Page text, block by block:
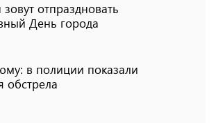
отпраздновать
День города
в полиции показали
обстрела